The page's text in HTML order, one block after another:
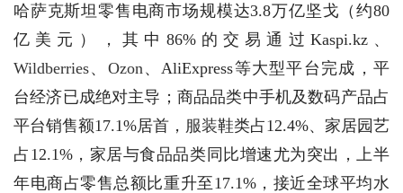
哈萨克斯坦零售电商市场规模达3.8万亿坚戈（约80
亿美元），其中86%的交易通过Kaspi.kz、
Wildberries、 Ozon 、AliExpress等大型平台完成，平
台经济已成绝对主导；商品品类中手机及数码产品占
平台销售额17.1%居首， 服装鞋类占12.4%、家居园艺
占12.1%，家居与食品品类同比增速尤为突出，上半
年电商占零售总额比重升至17.1%，接近全球平均水